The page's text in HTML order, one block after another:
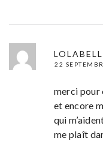
22
merci pour
et encore
qui
me plaît